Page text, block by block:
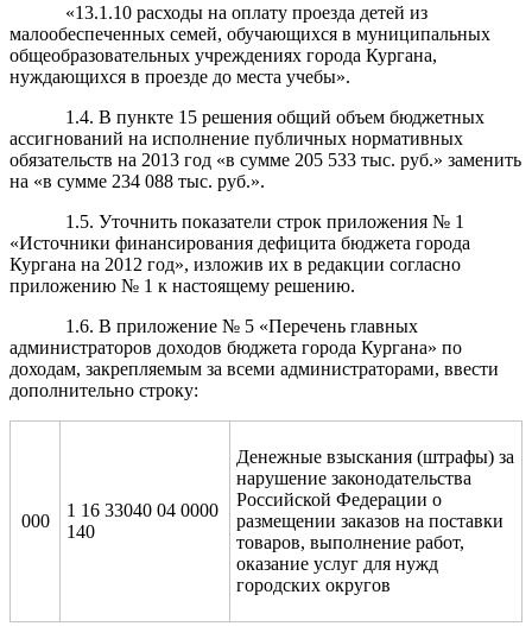
«13.1.10 расходы на оплату проезда детей из
малообеспеченных семей, обучающихся в муниципальных
общеобразовательных учреждениях города Кургана,
нуждающихся в проезде до места учебы».
1.4. В пункте 15 решения общий объем бюджетных
ассигнований на исполнение публичных нормативных
обязательств на 2013 год «в сумме 205 533 тыс. руб.» заменить
на «в сумме 234 088 тыс. руб.».
1.5. Уточнить показатели строк приложения № 1
«Источники финансирования дефицита бюджета города
Кургана на 2012 год», изложив их в редакции согласно
приложению № 1 к настоящему решению.
1.6. В приложение № 5 «Перечень главных
администраторов доходов бюджета города Кургана» по
доходам, закрепляемым за всеми администраторами, ввести
дополнительно строку:
000
1 16 33040 04 0000
140
Денежные взыскания (штрафы) за
нарушение законодательства
Российской Федерации о
размещении заказов на поставки
товаров, выполнение работ,
оказание услуг для нужд
городских округов